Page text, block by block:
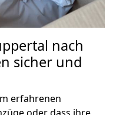
nach
sicher und
erfahrenen